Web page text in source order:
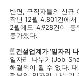
반면, 구직자들의 신규
작년 12월 4,801건에
2월에도 4,928건이 등
증가했다.
▒ 건설업계가 ‘일자리
일자리 나누기(Job
해결책이 될 수 없다.